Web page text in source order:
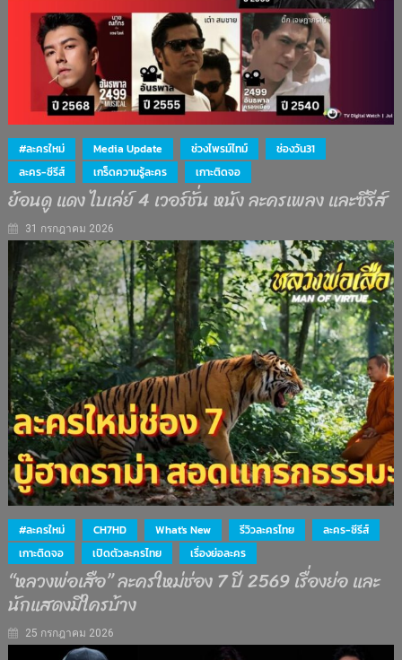
#ละครใหม่ Media Update ช่วงไพรม์ไทม์
ช่องวัน31
ละคร-ซีรีส์
เกร็ดความรู้ละคร เกาะติดจอ
ย้อนดู แดง ไบเล่ย์ 4 เวอร์ชั่น หนัง ละครเพลง และซีรีส์
31 กรกฎาคม 2026
#ละครใหม่ CH7HD What's New รีวิวละครไทย
ละคร-ซีรีส์
เกาะติดจอ
เปิดตัวละครไทย เรื่องย่อละคร
“หลวงพ่อเสือ” ละครใหม่ช่อง 7 ปี 2569 เรื่องย่อ และ
นักแสดงมีใครบ้าง
25 กรกฎาคม 2026